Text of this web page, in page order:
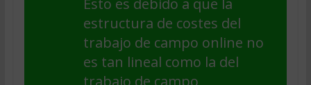
estructura de costes del
trabajo de campo online no
es tan lineal como la del
trabajo de campo